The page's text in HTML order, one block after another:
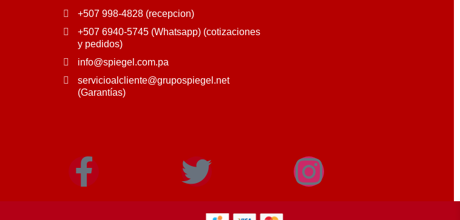
+507 998-4828 (recepcion)
+507 6940-5745 (Whatsapp) (cotizaciones
y pedidos)
info@spiegel.com.pa
servicioalcliente@grupospiegel.net
(Garantías)